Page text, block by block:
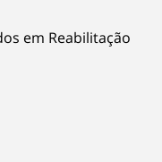
em Reabilitação